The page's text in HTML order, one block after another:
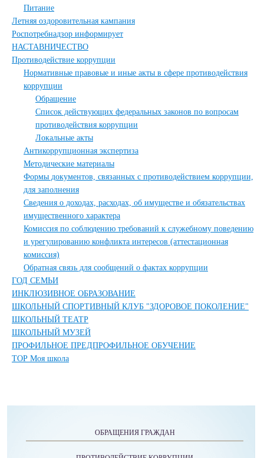
Питание
Летняя оздоровительная кампания
Роспотребнадзор информирует
НАСТАВНИЧЕСТВО
Противодействие коррупции
Нормативные правовые и иные акты в сфере противодействия
коррупции
Обращение
Список действующих федеральных законов по вопросам
противодействия коррупции
Локальные акты
Антикоррупционная экспертиза
Методические материалы
Формы документов, связанных с противодействием коррупции,
для заполнения
Сведения о доходах, расходах, об имуществе и обязательствах
имущественного характера
Комиссия по соблюдению требований к служебному поведению
и урегулированию конфликта интересов (аттестационная
комиссия)
Обратная связь для сообщений о фактах коррупции
ГОД СЕМЬИ
ИНКЛЮЗИВНОЕ ОБРАЗОВАНИЕ
ШКОЛЬНЫЙ СПОРТИВНЫЙ КЛУБ "ЗДОРОВОЕ ПОКОЛЕНИЕ"
ШКОЛЬНЫЙ ТЕАТР
ШКОЛЬНЫЙ МУЗЕЙ
ПРОФИЛЬНОЕ ПРЕДПРОФИЛЬНОЕ ОБУЧЕНИЕ
ТОР Моя школа
ОБРАЩЕНИЯ ГРАЖДАН